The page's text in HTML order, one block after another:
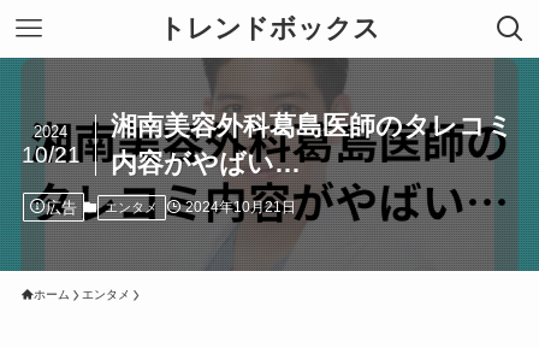
トレンドボックス
湘南美容外科葛島医師のタレコミ
内容がやばい…
2024
10/21
広告 エンタメ 2024年10月21日
ホーム エンタメ